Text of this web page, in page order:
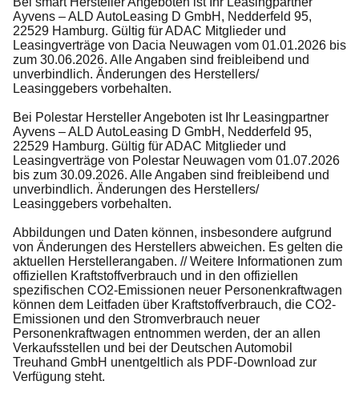
Ayvens – ALD AutoLeasing D GmbH, Nedderfeld 95,
22529 Hamburg. Gültig für ADAC Mitglieder und
Leasingverträge von Dacia Neuwagen vom 01.01.2026 bis
zum 30.06.2026. Alle Angaben sind freibleibend und
unverbindlich. Änderungen des Herstellers/
Leasinggebers vorbehalten.
Bei Polestar Hersteller Angeboten ist Ihr Leasingpartner
Ayvens – ALD AutoLeasing D GmbH, Nedderfeld 95,
22529 Hamburg. Gültig für ADAC Mitglieder und
Leasingverträge von Polestar Neuwagen vom 01.07.2026
bis zum 30.09.2026. Alle Angaben sind freibleibend und
unverbindlich. Änderungen des Herstellers/
Leasinggebers vorbehalten.
Abbildungen und Daten können, insbesondere aufgrund
von Änderungen des Herstellers abweichen. Es gelten die
aktuellen Herstellerangaben. // Weitere Informationen zum
offiziellen Kraftstoffverbrauch und in den offiziellen
spezifischen CO2-Emissionen neuer Personenkraftwagen
können dem Leitfaden über Kraftstoffverbrauch, die CO2-
Emissionen und den Stromverbrauch neuer
Personenkraftwagen entnommen werden, der an allen
Verkaufsstellen und bei der Deutschen Automobil
Treuhand GmbH unentgeltlich als PDF-Download zur
Verfügung steht.